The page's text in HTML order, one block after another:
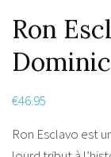
Ron
€46.95
Ron Esclavo est